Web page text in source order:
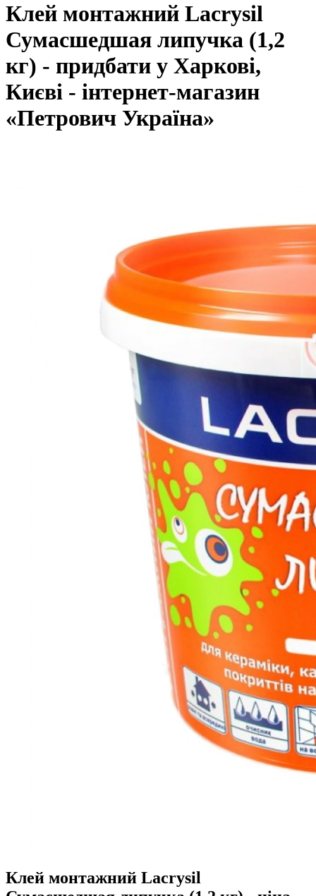
Клей монтажний Lacrysil
Сумасшедшая липучка (1,2
кг) - придбати у Харкові,
Києві - інтернет-магазин
«Петрович Україна»
Клей монтажний Lacrysil